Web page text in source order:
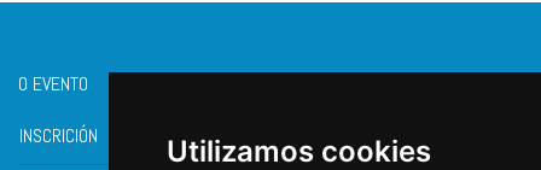
Utilizamos cookies
O EVENTO
INSCRICIÓN